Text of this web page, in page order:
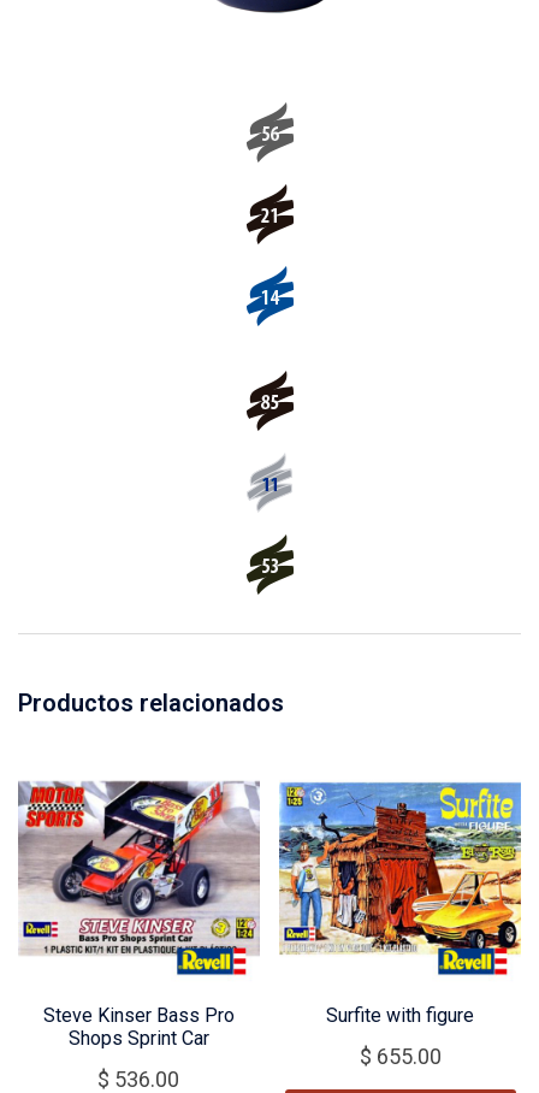
Productos relacionados
Steve Kinser Bass Pro
Shops Sprint Car
$ 536.00
Surfite with figure
$ 655.00